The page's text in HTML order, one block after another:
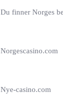
Du finner Norges
Norgescasino.com
Nye-casino.com